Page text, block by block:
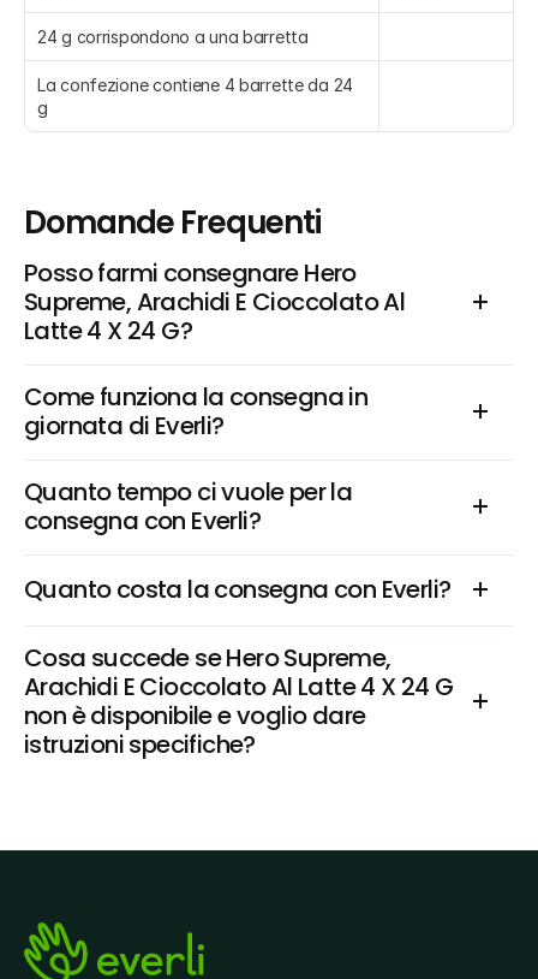
24 g corrispondono a una barretta
La confezione contiene 4 barrette da 24
g
Domande Frequenti
Posso farmi consegnare Hero
Supreme, Arachidi E Cioccolato Al
Latte 4 X 24 G?
Come funziona la consegna in
giornata di Everli?
Quanto tempo ci vuole per la
consegna con Everli?
Quanto costa la consegna con Everli?
Cosa succede se Hero Supreme,
Arachidi E Cioccolato Al Latte 4 X 24 G
non è disponibile e voglio dare
istruzioni specifiche?